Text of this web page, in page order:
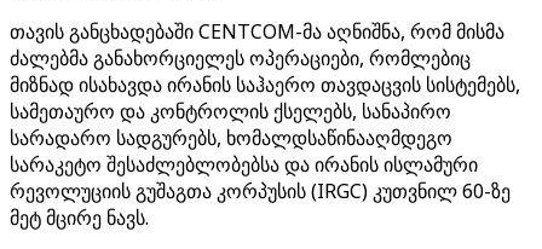
თავის განცხადებაში CENTCOM-მა აღნიშნა, რომ მისმა
ძალებმა განახორციელეს ოპერაციები, რომლებიც
მიზნად ისახავდა ირანის საჰაერო თავდაცვის სისტემებს,
სამეთაურო და კონტროლის ქსელებს, სანაპირო
სარადარო სადგურებს, ხომალდსაწინააღმდეგო
სარაკეტო შესაძლებლობებსა და ირანის ისლამური
რევოლუციის გუშაგთა კორპუსის (IRGC) კუთვნილ 60-ზე
მეტ მცირე ნავს.